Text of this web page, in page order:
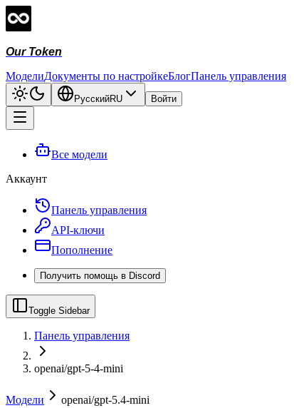
Our Token
МоделиДокументы по настройкеБлогПанель управления
РусскийRU Войти
Все модели
Аккаунт
Панель управления
API-ключи
Пополнение
Получить помощь в Discord
Toggle Sidebar
Панель управления
openai/gpt-5-4-mini
Модели openai/gpt-5.4-mini